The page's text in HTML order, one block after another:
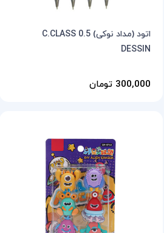
اتود (مداد نوکی) 0.5 C.CLASS
DESSIN
300,000 تومان